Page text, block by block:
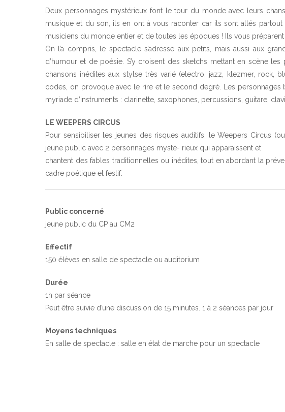
Deux personnages mystérieux font le tour du monde avec leurs
musique et du son, ils en ont à vous raconter car ils sont allés
musiciens du monde entier et de toutes les époques ! Ils vous
On l’a compris, le spectacle s’adresse aux petits, mais aussi aux
d’humour et de poésie. S’y croisent des sketchs mettant en scène
chansons inédites aux stylse très varié (electro, jazz, klezmer, rock,
codes, on provoque avec le rire et le second degré. Les personnages
myriade d’instruments : clarinette, saxophones, percussions, guitare,
LE WEEPERS CIRCUS
Pour sensibiliser les jeunes des risques auditifs, le Weepers Circus
jeune public avec 2 personnages mysté- rieux qui apparaissent et
chantent des fables traditionnelles ou inédites, tout en abordant la
cadre poétique et festif.
Public concerné
jeune public du CP au CM2
Effectif
150 élèves en salle de spectacle ou auditorium
Durée
1h par séance
Peut être suivie d’une discussion de 15 minutes. 1 à 2 séances par jour
Moyens techniques
En salle de spectacle : salle en état de marche pour un spectacle